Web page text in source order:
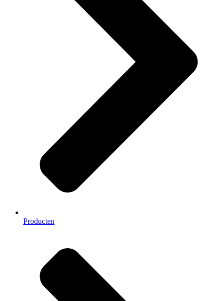
Producten